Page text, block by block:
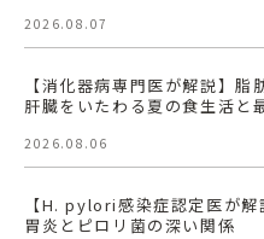
2026.08.07
【消化器病専門医が解説】脂
肝臓をいたわる夏の食生活と
2026.08.06
【H. pylori感染症認定医が
胃炎とピロリ菌の深い関係